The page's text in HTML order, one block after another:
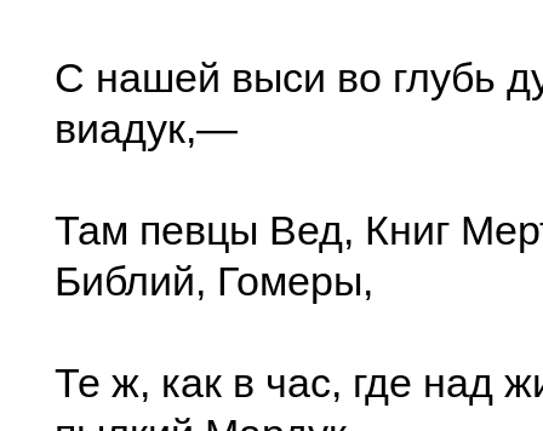
С нашей выси во глубь
виадук,—
Там певцы Вед, Книг
Библий, Гомеры,
Те ж, как в час, где над